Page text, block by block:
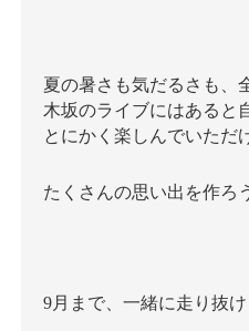
夏の暑さも気だるさも、
木坂のライブにはあると
とにかく楽しんでいただ
たくさんの思い出を作ろ
9月まで、一緒に走り抜